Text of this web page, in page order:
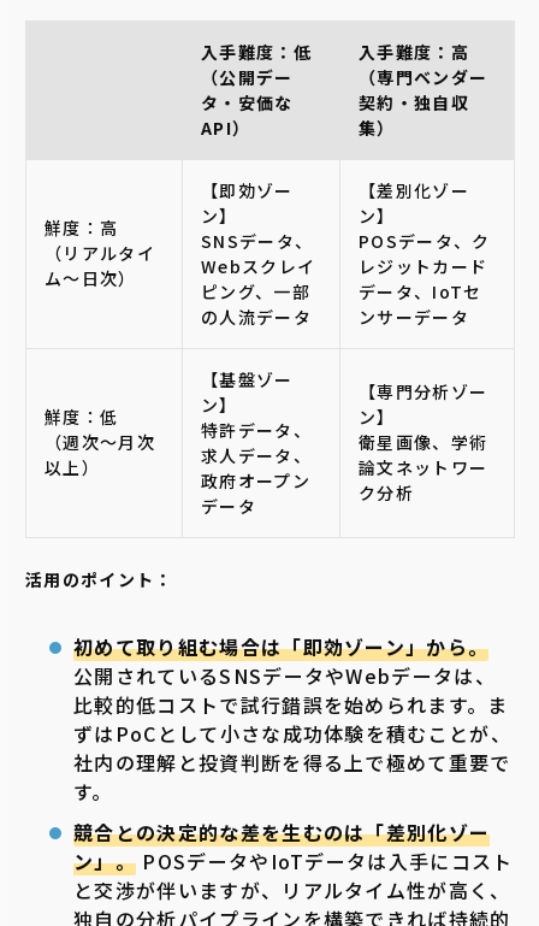
入手難度：低
（公開デー
タ・安価な
API）
入手難度：高
（専門ベンダー
契約・独自収
集）
鮮度：高
（リアルタイ
ム〜日次）
【即効ゾー
ン】
SNSデータ、
Webスクレイ
ピング、一部
の人流データ
【差別化ゾー
ン】
POSデータ、ク
レジットカード
データ、IoTセ
ンサーデータ
鮮度：低
（週次〜月次
以上）
【基盤ゾー
ン】
特許データ、
求人データ、
政府オープン
データ
【専門分析ゾー
ン】
衛星画像、学術
論文ネットワー
ク分析
活用のポイント：
初めて取り組む場合は「即効ゾーン」から。
公開されているSNSデータやWebデータは、
比較的低コストで試行錯誤を始められます。ま
ずはPoCとして小さな成功体験を積むことが、
社内の理解と投資判断を得る上で極めて重要で
す。
競合との決定的な差を生むのは「差別化ゾー
ン」。POSデータやIoTデータは入手にコスト
と交渉が伴いますが、リアルタイム性が高く、
独自の分析パイプラインを構築できれば持続的